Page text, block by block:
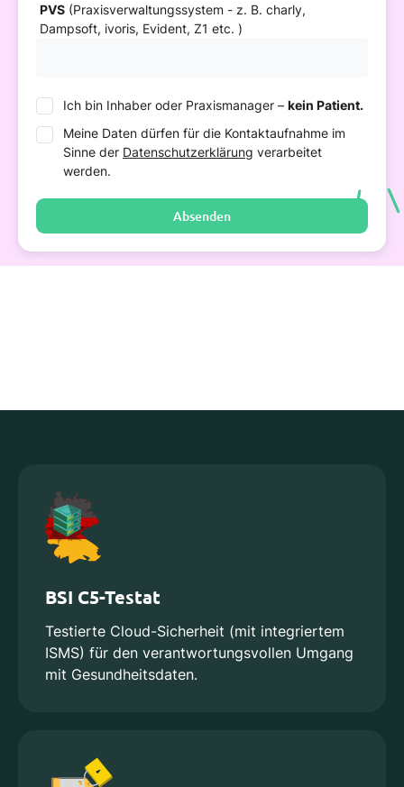
PVS(Praxisverwaltungssystem - z. B. charly,
Dampsoft, ivoris, Evident, Z1 etc. )
Ich bin Inhaber oder Praxismanager – kein Patient.
Meine Daten dürfen für die Kontaktaufnahme im
Sinne der Datenschutzerklärung verarbeitet
werden.
Absenden
BSI C5-Testat
Testierte Cloud-Sicherheit (mit integriertem
ISMS) für den verantwortungsvollen Umgang
mit Gesundheitsdaten.